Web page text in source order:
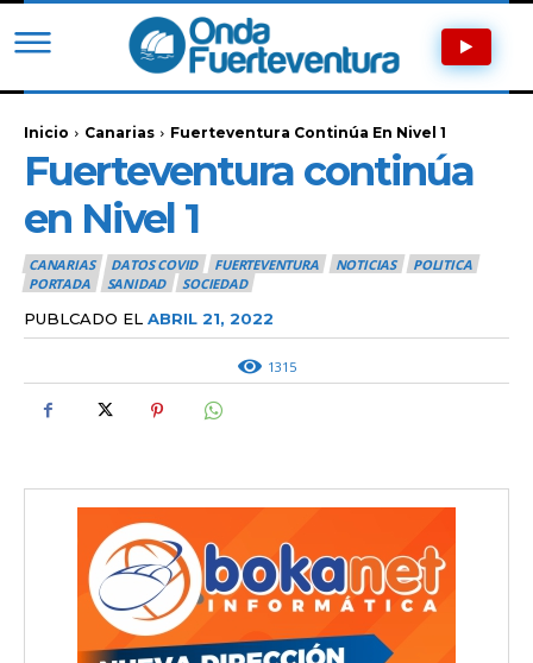
Inicio Canarias Fuerteventura Continúa En Nivel 1
Fuerteventura continúa
en Nivel 1
CANARIAS DATOS COVID FUERTEVENTURA NOTICIAS
POLITICA
PORTADA
SANIDAD SOCIEDAD
PUBLCADO EL ABRIL 21, 2022
1315